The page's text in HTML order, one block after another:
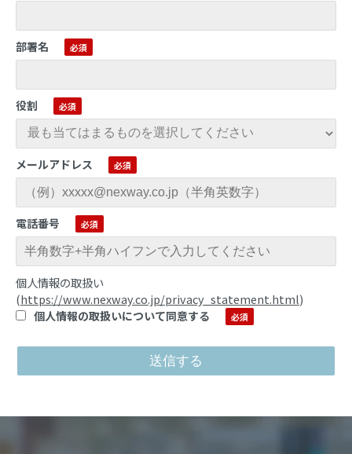
部署名
役割
メールアドレス
電話番号
個人情報の取扱い
(https://www.nexway.co.jp/privacy_statement.html)
個人情報の取扱いについて同意する